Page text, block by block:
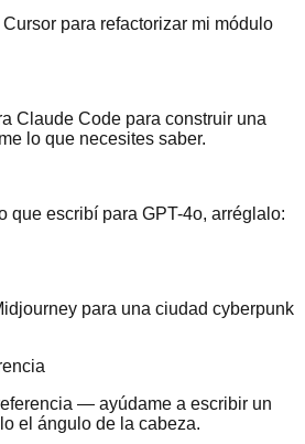
para refactorizar mi módulo
Claude Code para construir una
lo que necesites saber.
que escribí para GPT-4o, arréglalo:
para una ciudad cyberpunk
— ayúdame a escribir un
el ángulo de la cabeza.